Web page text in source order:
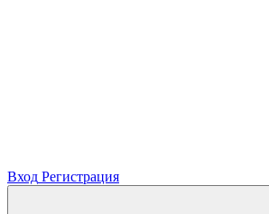
Вход Регистрация